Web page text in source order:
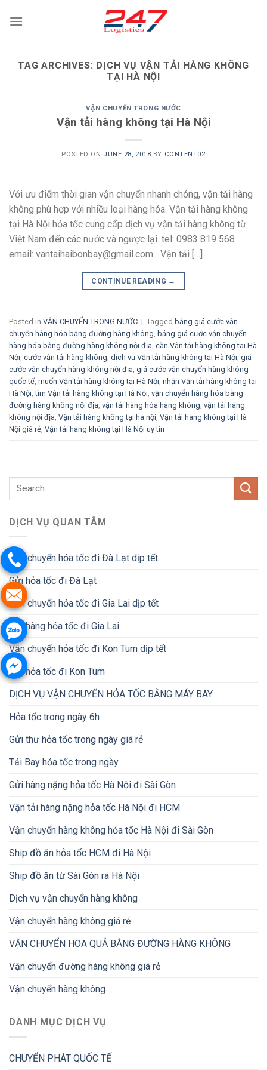
TAG ARCHIVES: DỊCH VỤ VẬN TẢI HÀNG KHÔNG
TẠI HÀ NỘI
VẬN CHUYỂN TRONG NƯỚC
Vận tải hàng không tại Hà Nội
POSTED ON JUNE 28, 2018 BY CONTENT02
Với ưu điểm thời gian vận chuyển nhanh chóng, vận tải hàng
không phù hợp với nhiều loại hàng hóa. Vận tải hàng không
tại Hà Nội hỏa tốc cung cấp dịch vụ vận tải hàng không từ
Việt Nam đến các nước và ngược lại. tel: 0983 819 568
email: vantaihaibonbay@gmail.com Vận tải […]
CONTINUE READING →
Posted in VẬN CHUYỂN TRONG NƯỚC | Tagged bảng giá cước vận
chuyển hàng hóa bằng đường hàng không bảng giá cước vận chuyển
hàng hóa bằng đường hàng không nội địa cần Vận tải hàng không tại Hà
Nội cước vận tải hàng không dịch vụ Vận tải hàng không tại Hà Nội giá
cước vận chuyển hàng không nội địa giá cước vận chuyển hàng không
quốc tế muốn Vận tải hàng không tại Hà Nội nhận Vận tải hàng không tại
Hà Nội ,tìm Vận tải hàng không tại Hà Nội vận chuyển hàng hóa bằng
đường hàng không nội địa vận tải hàng hóa hàng không vận tải hàng
không nội địa Vận tải hàng không tại hà nội Vận tải hàng không tại Hà
Nội giá rẻ Vận tải hàng không tại Hà Nội uy tín
DỊCH VỤ QUAN TÂM
Vận chuyển hỏa tốc đi Đà Lạt dịp tết
Gửi hỏa tốc đi Đà Lạt
Vận chuyển hỏa tốc đi Gia Lai dịp tết
Gửi hàng hỏa tốc đi Gia Lai
Vận chuyển hỏa tốc đi Kon Tum dịp tết
Gửi hỏa tốc đi Kon Tum
DỊCH VỤ VẬN CHUYỂN HỎA TỐC BẰNG MÁY BAY
Hỏa tốc trong ngày 6h
Gửi thư hỏa tốc trong ngày giá rẻ
Tải Bay hỏa tốc trong ngày
Gửi hàng nặng hỏa tốc Hà Nội đi Sài Gòn
Vận tải hàng nặng hỏa tốc Hà Nội đi HCM
Vận chuyển hàng không hỏa tốc Hà Nội đi Sài Gòn
Ship đồ ăn hỏa tốc HCM đi Hà Nội
Ship đồ ăn từ Sài Gòn ra Hà Nội
Dịch vụ vận chuyển hàng không
Vận chuyển hàng không giá rẻ
VẬN CHUYỂN HOA QUẢ BẰNG ĐƯỜNG HÀNG KHÔNG
Vận chuyển đường hàng không giá rẻ
Vận chuyển hàng không
DANH MỤC DỊCH VỤ
CHUYỂN PHÁT QUỐC TẾ